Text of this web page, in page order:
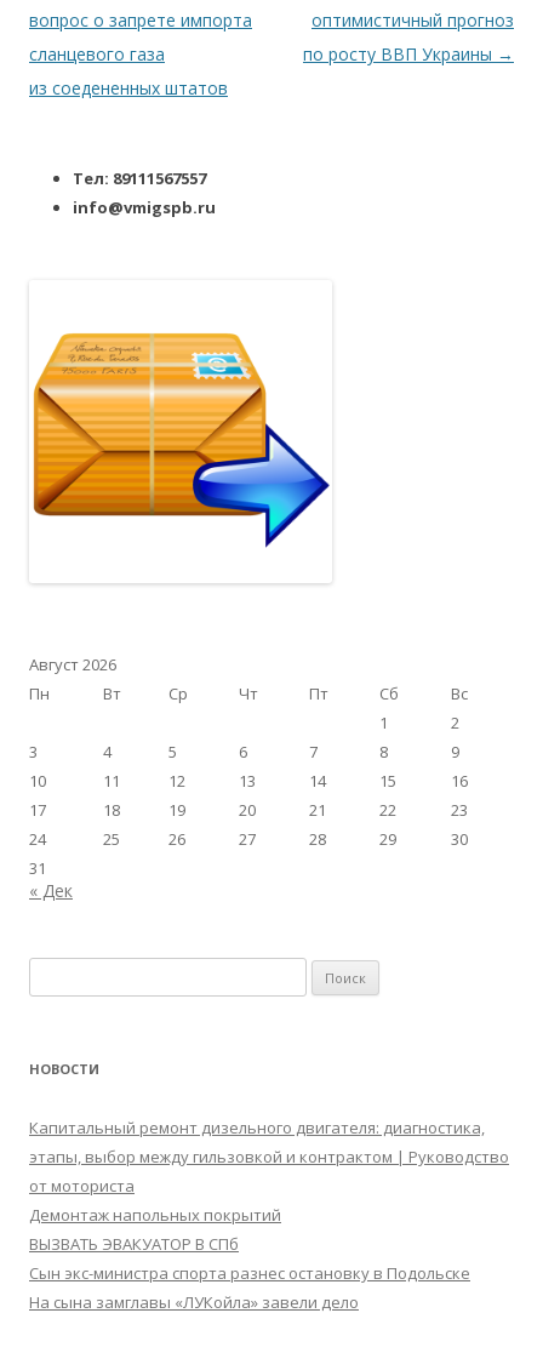
вопрос о запрете импорта
сланцевого газа
из соедененных штатов
оптимистичный прогноз
по росту ВВП Украины →
Тел: 89111567557
info@vmigspb.ru
Август 2026
Пн
Вт Ср Чт Пт Сб
Вс
1
2
3
4 5 6 7 8
9
10
11 12 13 14 15
16
17
18 19 20 21 22
23
24
25 26 27 28 29
30
31
« Дек
НОВОСТИ
Капитальный ремонт дизельного двигателя: диагностика,
этапы, выбор между гильзовкой и контрактом | Руководство
от моториста
Демонтаж напольных покрытий
ВЫЗВАТЬ ЭВАКУАТОР В СПб
Сын экс-министра спорта разнес остановку в Подольске
На сына замглавы «ЛУКойла» завели дело